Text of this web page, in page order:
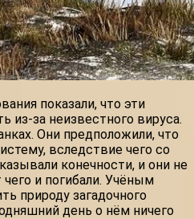
показали, что эти
из-за неизвестного вируса.
Они предположили, что
вследствие чего со
конечности, и они не
и погибали. Учёным
природу загадочного
день о нём ничего